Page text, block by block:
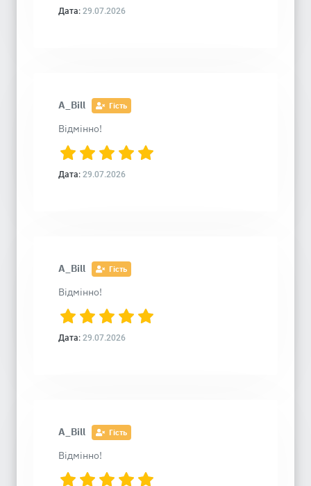
Дата: 29.07.2026
A_Bill Гість
Відмінно!
Дата: 29.07.2026
A_Bill Гість
Відмінно!
Дата: 29.07.2026
A_Bill Гість
Відмінно!